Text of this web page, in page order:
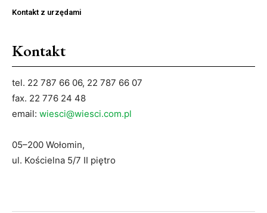
Kontakt z urzędami
Kontakt
tel. 22 787 66 06, 22 787 66 07
fax. 22 776 24 48
email: wiesci@wiesci.com.pl
05–200 Wołomin,
ul. Kościelna 5/7 II piętro